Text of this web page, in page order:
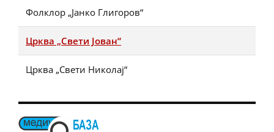
Фолклор „Јанко Глигоров“
Црква „Свети Јован“
Црква „Свети Николај“